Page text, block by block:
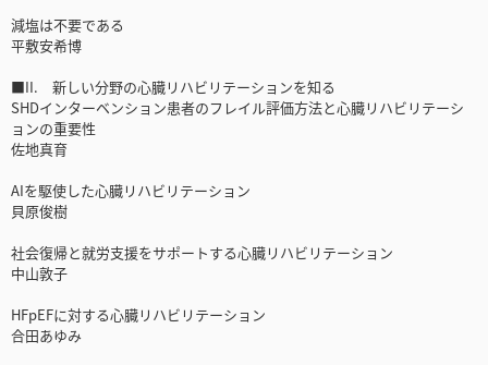
減塩は不要である
平敷安希博
■II. 新しい分野の心臓リハビリテーションを知る
SHDインターベンション患者のフレイル評価方法と心臓リハビリテーシ
ョンの重要性
佐地真育
AIを駆使した心臓リハビリテーション
貝原俊樹
社会復帰と就労支援をサポートする心臓リハビリテーション
中山敦子
HFpEFに対する心臓リハビリテーション
合田あゆみ